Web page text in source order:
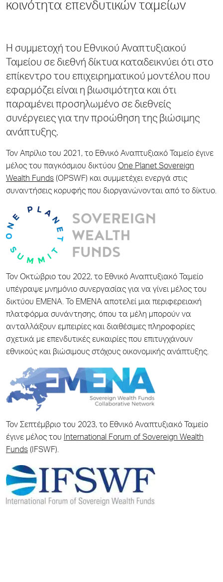
κοινότητα επενδυτικών ταμείων
Η συμμετοχή του Εθνικού Αναπτυξιακού
Ταμείου σε διεθνή δίκτυα καταδεικνύει ότι στο
επίκεντρο του επιχειρηματικού μοντέλου που
εφαρμόζει είναι η βιωσιμότητα και ότι
παραμένει προσηλωμένο σε διεθνείς
συνέργειες για την προώθηση της βιώσιμης
ανάπτυξης.
Τον Απρίλιο του 2021, το Εθνικό Αναπτυξιακό Ταμείο έγινε
µέλος του παγκόσµιου δικτύου One Planet Sovereign
Wealth Funds (OPSWF) και συμμετέχει ενεργά στις
συναντήσεις κορυφής που διοργανώνονται από το δίκτυο.
Τον Οκτώβριο του 2022, το Εθνικό Αναπτυξιακό Ταμείο
υπέγραψε μνημόνιο συνεργασίας για να γίνει μέλος του
δικτύου EMENA. Το EMENA αποτελεί μια περιφερειακή
πλατφόρμα συνάντησης, όπου τα μέλη μπορούν να
ανταλλάξουν εμπειρίες και διαθέσιμες πληροφορίες
σχετικά με επενδυτικές ευκαιρίες που επιτυγχάνουν
εθνικούς και βιώσιμους στόχους οικονομικής ανάπτυξης.
Τον Σεπτέμβριο του 2023, το Εθνικό Αναπτυξιακό Ταμείο
έγινε μέλος του International Forum of Sovereign Wealth
Funds (IFSWF).